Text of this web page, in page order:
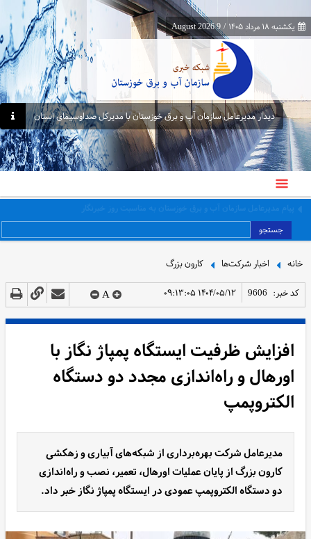
یکشنبه ۱۸ مرداد ۱۴۰۵ /
9 August 2026
دیدار مدیرعامل سازمان آب و برق خوزستان با مدیرکل صداوسیمای استان
جستجو
خانه اخبار شرکت‌ها کارون بزرگ
کد خبر: 9606 ۱۴۰۴/۰۵/۱۲ ۰۹:۱۳:۰۵ A
افزایش ظرفیت ایستگاه پمپاژ نگاز با
اورهال و راه‌اندازی مجدد دو دستگاه
الکتروپمپ
مدیرعامل شرکت بهره‌برداری از شبکه‌های آبیاری و زهکشی
کارون بزرگ از پایان عملیات اورهال، تعمیر، نصب و راه‌اندازی
دو دستگاه الکتروپمپ عمودی در ایستگاه پمپاژ نگاز خبر داد.